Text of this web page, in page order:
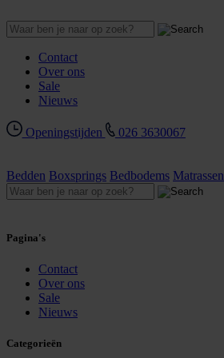
Contact
Over ons
Sale
Nieuws
Openingstijden 026 3630067
Bedden Boxsprings Bedbodems Matrassen
Pagina's
Contact
Over ons
Sale
Nieuws
Categorieën